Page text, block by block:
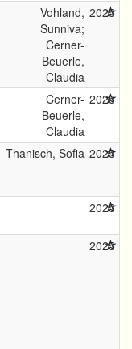
Vohland,
Sunniva;
Cerner-
Beuerle,
Claudia
2025
Cerner-
Beuerle,
Claudia
2025
Thanisch, Sofia 2025
2025
2025